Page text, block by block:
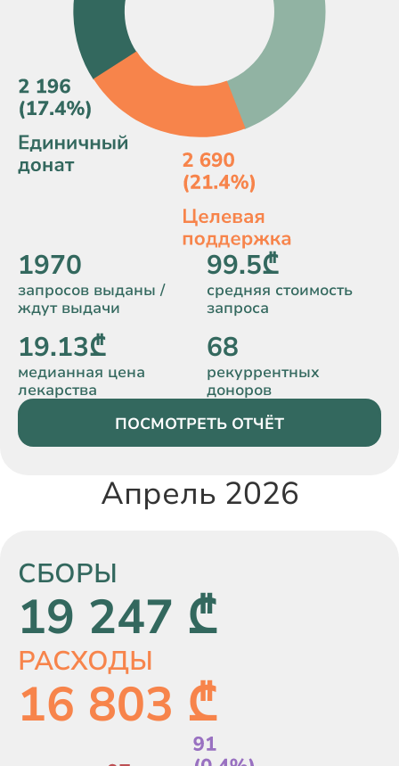
1970
запросов выданы /
ждут выдачи
99.5₾
средняя стоимость
запроса
19.13₾
медианная цена
лекарства
68
рекуррентных
доноров
ПОСМОТРЕТЬ ОТЧЁТ
Апрель 2026
СБОРЫ
19 247 ₾
РАСХОДЫ
16 803 ₾